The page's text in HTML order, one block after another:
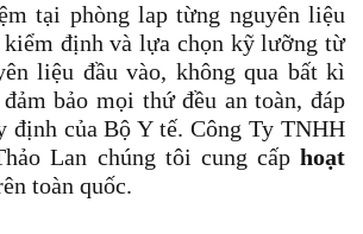
tại phòng lap từng nguyên liệu
kiểm định và lựa chọn kỹ lưỡng từ
liệu đầu vào, không qua bất kì
bảo mọi thứ đều an toàn, đáp
định của Bộ Y tế.Công Ty TNHH
Lan chúng tôi cung cấp hoạt
toàn quốc.